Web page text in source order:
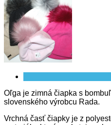
Oľga je zimná čiapka s
slovenského výrobcu Rada.
Vrchná časť čiapky je z